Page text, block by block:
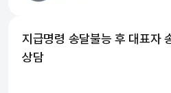
지급명령 송달불능 후 대표자
상담